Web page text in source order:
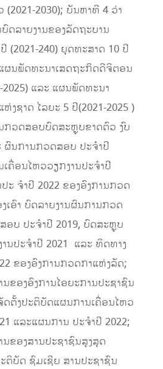
(2021-2030); ບັນຫາທີ 4 ວ່າ
ດລາຍງານຂອງລັດຖະບານ
(2021-240) ຍຸດທະສາດ 10 ປີ
ຜນພັດທະນາເສດຖະກິດດີຈິຕອນ
2025) ແລະ ແຜນພັດທະນາ
ງຊາດ ໄລຍະ 5 ປີ(2021-2025 )
ກວດສອບບົດສະຫຼຸບຂາດຕົວ ງົບ
ຜົນການກວດສອບ ປະຈຳປີ
ຄື່ອນໄຫວວຽກງານປະຈໍາປີ
ະ ຈຳປີ 2022 ຂອງອົງການກວດ
ອົາ ບົດລາຍງານຜົນການກວດ
ອບ ປະຈໍາປີ 2019, ບົດສະຫຼຸບ
ນປະຈໍາປີ 2021 ແລະ ທິດທາງ
ຂອງອົງການກວດກາແຫ່ງລັດ;
ນຂອງອົງການໄອຍະການປະຊາຊົນ
ຕັ້ງປະຕິບັດແຜນການເຄື່ອນໄຫວ
ແລະແຜນການ ປະຈໍາປີ 2022;
ນຂອງສານປະຊາຊົນສູງສຸດ
ຕິບັດ ຊົມເຊີຍ ສານປະຊາຊົນ